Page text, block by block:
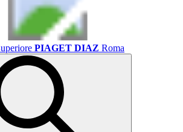
PIAGET DIAZ Roma